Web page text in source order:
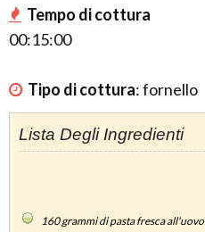
Tempo di cottura
00:15:00
Tipo di cottura:fornello
Lista Degli Ingredienti
160grammi di pasta fresca all'uovo